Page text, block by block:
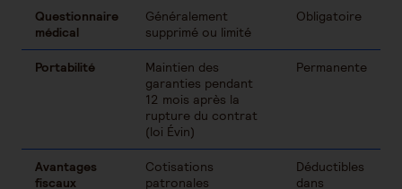
Questionnaire
médical
Généralement
supprimé ou limité
Obligatoire
Portabilité
Maintien des
garanties pendant
12 mois après la
rupture du contrat
(loi Évin)
Permanente
Avantages
fiscaux
Cotisations
patronales
Déductibles
dans